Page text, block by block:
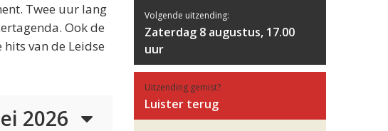
Twee uur lang
Ook de
van de Leidse
2026
Volgende uitzending:
Zaterdag 8 augustus, 17.00
uur
Uitzending gemist?
Luister terug